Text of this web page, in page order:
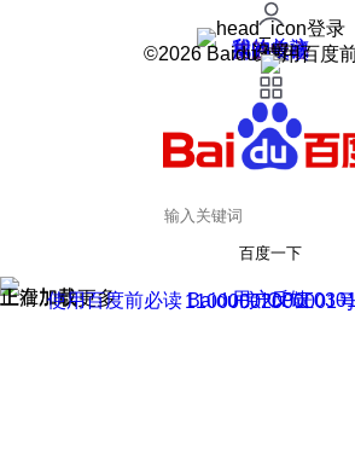
登录
我的关注
我的收藏
皮肤中心
用户反馈
设置
©2026 Baidu 使用百度
百度一下
正在加载
上滑加载更多 用户反馈
使用百度前必读 Baidu 京ICP证
京公网安备11000002000001号